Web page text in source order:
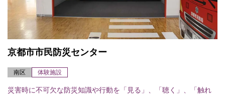
京都市市民防災センター
南区 体験施設
災害時に不可欠な防災知識や行動を「見る」、「聴く」、「触れ